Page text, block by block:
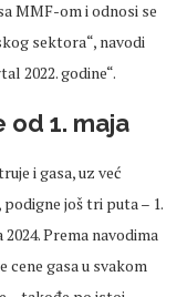
MMF-om i odnosi se
sektora“, navodi
2022. godine“.
1. maja
i gasa, uz već
još tri puta – 1.
2024. Prema navodima
cene gasa u svakom